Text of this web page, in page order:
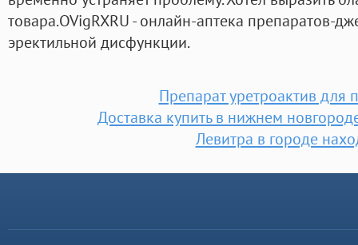
товара.OVigRXRU - онлайн-аптека препаратов-
эректильной дисфункции.
Препарат уретроактив для
Доставка купить в нижнем
Левитра в городе